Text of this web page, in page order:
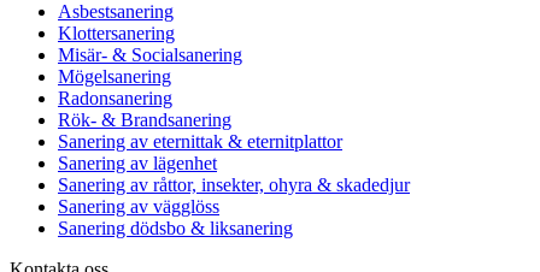
Asbestsanering
Klottersanering
Misär- & Socialsanering
Mögelsanering
Radonsanering
Rök- & Brandsanering
Sanering av eternittak & eternitplattor
Sanering av lägenhet
Sanering av råttor, insekter, ohyra & skadedjur
Sanering av vägglöss
Sanering dödsbo & liksanering